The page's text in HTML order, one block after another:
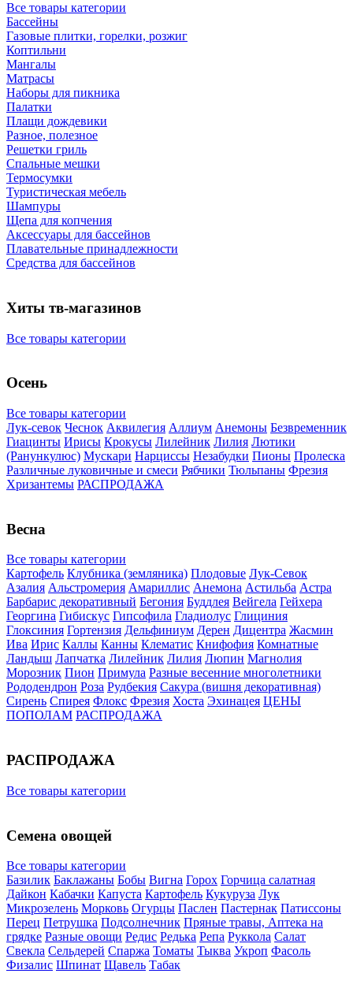
Все товары категории
Бассейны
Газовые плитки, горелки, розжиг
Коптильни
Мангалы
Матрасы
Наборы для пикника
Палатки
Плащи дождевики
Разное, полезное
Решетки гриль
Спальные мешки
Термосумки
Туристическая мебель
Шампуры
Щепа для копчения
Аксессуары для бассейнов
Плавательные принадлежности
Средства для бассейнов
Хиты тв-магазинов
Все товары категории
Осень
Все товары категории
Лук-севок Чеснок Аквилегия Аллиум Анемоны Безвременник
Гиацинты Ирисы Крокусы Лилейник Лилия Лютики
(Ранункулюс) Мускари Нарцисcы Незабудки Пионы Пролеска
Различные луковичные и смеси Рябчики Тюльпаны Фрезия
Хризантемы РАСПРОДАЖА
Весна
Все товары категории
Картофель Клубника (земляника) Плодовые Лук-Севок
Азалия Альстромерия Амариллис Анемона Астильба Астра
Барбарис декоративный Бегония Буддлея Вейгела Гейхера
Георгина Гибискус Гипсофила Гладиолус Глициния
Глоксиния Гортензия Дельфиниум Дерен Дицентра Жасмин
Ива Ирис Каллы Канны Клематис Книфофия Комнатные
Ландыш Лапчатка Лилейник Лилия Люпин Магнолия
Морозник Пион Примула Разные весенние многолетники
Рододендрон Роза Рудбекия Сакура (вишня декоративная)
Сирень Спирея Флокс Фрезия Хоста Эхинацея ЦЕНЫ
ПОПОЛАМ РАСПРОДАЖА
РАСПРОДАЖА
Все товары категории
Семена овощей
Все товары категории
Базилик Баклажаны Бобы Вигна Горох Горчица салатная
Дайкон Кабачки Капуста Картофель Кукуруза Лук
Микрозелень Морковь Огурцы Паслен Пастернак Патиссоны
Перец Петрушка Подсолнечник Пряные травы, Аптека на
грядке Разные овощи Редис Редька Репа Руккола Салат
Свекла Сельдерей Спаржа Томаты Тыква Укроп Фасоль
Физалис Шпинат Щавель Табак